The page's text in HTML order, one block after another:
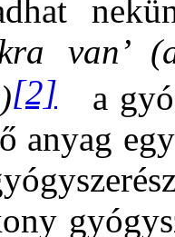
van’
[2]
a
anyag